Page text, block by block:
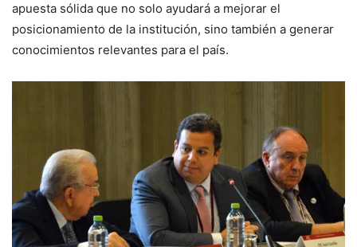
apuesta sólida que no solo ayudará a mejorar el
posicionamiento de la institución, sino también a generar
conocimientos relevantes para el país.